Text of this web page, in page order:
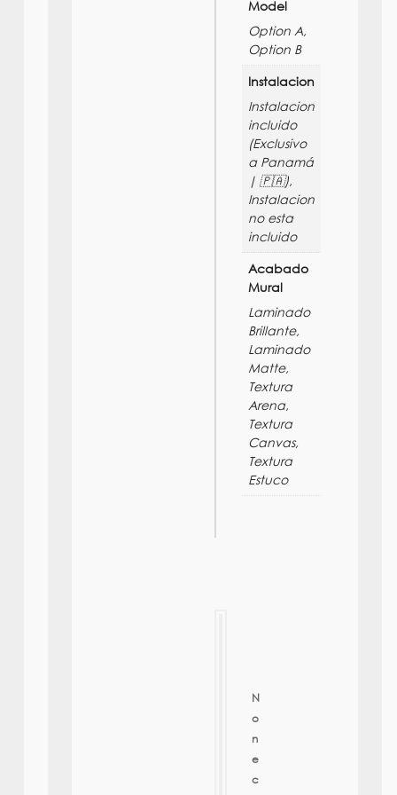
Model
Option A,
Option B
Instalacion
Instalacion
incluido
(Exclusivo
a Panamá
| 🇵🇦),
Instalacion
no esta
incluido
Acabado
Mural
Laminado
Brillante,
Laminado
Matte,
Textura
Arena,
Textura
Canvas,
Textura
Estuco
N
o
n
e
c